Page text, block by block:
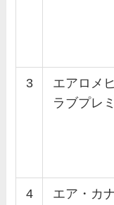
3
エアロメ
ラブプレ
4
エア・カ